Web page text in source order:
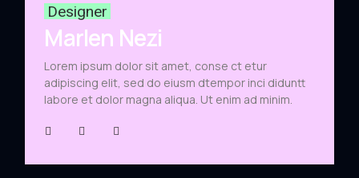
Designer
Marlen Nezi
Lorem ipsum dolor sit amet, conse ct etur
adipiscing elit, sed do eiusm dtempor inci diduntt
labore et dolor magna aliqua. Ut enim ad minim.